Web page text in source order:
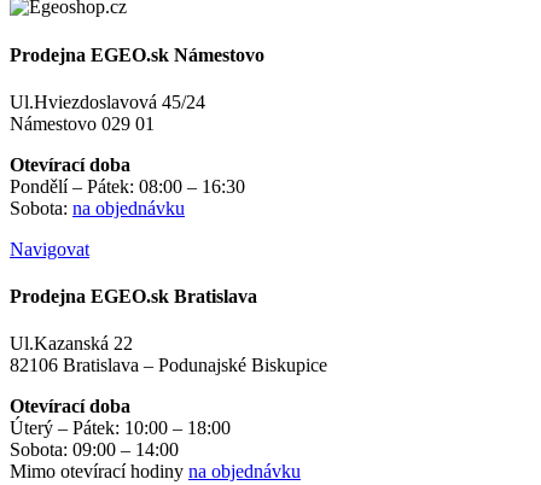
Prodejna EGEO.sk Námestovo
Ul.Hviezdoslavová 45/24
Námestovo 029 01
Otevírací doba
Pondělí – Pátek: 08:00 – 16:30
Sobota: na objednávku
Navigovat
Prodejna EGEO.sk Bratislava
Ul.Kazanská 22
82106 Bratislava – Podunajské Biskupice
Otevírací doba
Úterý – Pátek: 10:00 – 18:00
Sobota: 09:00 – 14:00
Mimo otevírací hodiny na objednávku